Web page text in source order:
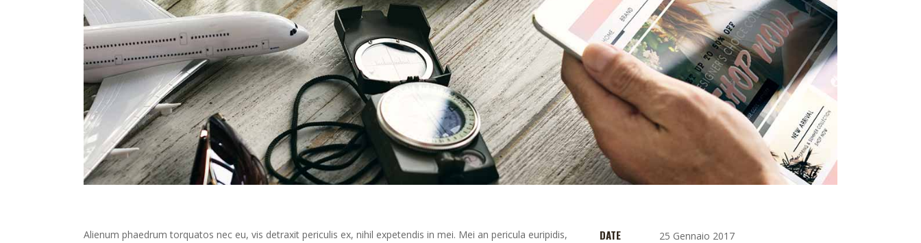
Alienum phaedrum torquatos nec eu, vis detraxit periculis ex, nihil expetendis in mei. Mei an pericula euripidis,
DATE 25 Gennaio 2017